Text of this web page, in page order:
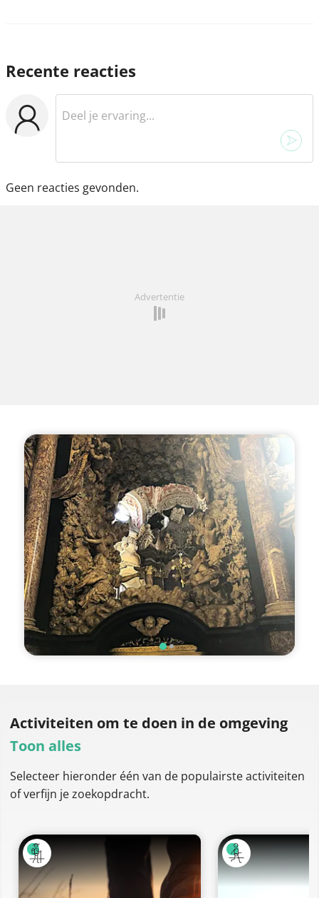
Recente reacties
Geen reacties gevonden.
Advertentie
Activiteiten om te doen in de omgeving
Toon alles
Selecteer hieronder één van de populairste activiteiten
of verfijn je zoekopdracht.